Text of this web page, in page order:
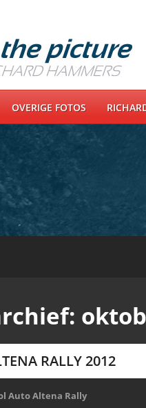
OVERIGE FOTOS
RALLY 2012
Auto Altena Rally